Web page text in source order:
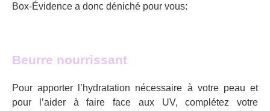
Box-Évidence a donc déniché pour vous:
Beurre nourrissant
Pour apporter l’hydratation nécessaire à votre peau et
pour l’aider à faire face aux UV, complétez votre